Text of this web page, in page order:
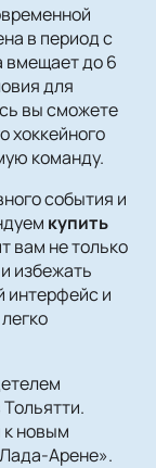
в период с
вмещает до 6
для
вы сможете
хоккейного
команду.
события и
купить
вам не только
избежать
интерфейс и
новым
Арене».